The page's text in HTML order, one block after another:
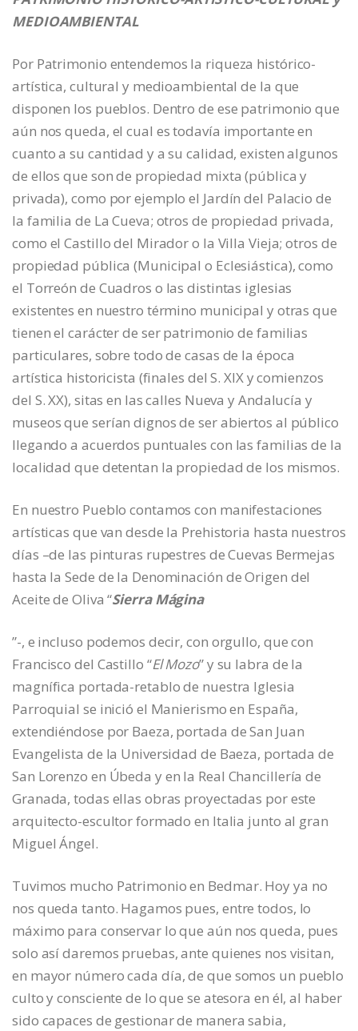
MEDIOAMBIENTAL
Por Patrimonio entendemos la riqueza histórico-
artística, cultural y medioambiental de la que
disponen los pueblos. Dentro de ese patrimonio que
aún nos queda, el cual es todavía importante en
cuanto a su cantidad y a su calidad, existen algunos
de ellos que son de propiedad mixta (pública y
privada), como por ejemplo el Jardín del Palacio de
la familia de La Cueva; otros de propiedad privada,
como el Castillo del Mirador o la Villa Vieja; otros de
propiedad pública (Municipal o Eclesiástica), como
el Torreón de Cuadros o las distintas iglesias
existentes en nuestro término municipal y otras que
tienen el carácter de ser patrimonio de familias
particulares, sobre todo de casas de la época
artística historicista (finales del S. XIX y comienzos
del S. XX), sitas en las calles Nueva y Andalucía y
museos que serían dignos de ser abiertos al público
llegando a acuerdos puntuales con las familias de la
localidad que detentan la propiedad de los mismos.
En nuestro Pueblo contamos con manifestaciones
artísticas que van desde la Prehistoria hasta nuestros
días –de las pinturas rupestres de Cuevas Bermejas
hasta la Sede de la Denominación de Origen del
Aceite de Oliva “Sierra Mágina
”-, e incluso podemos decir, con orgullo, que con
Francisco del Castillo “El Mozo” y su labra de la
magnífica portada-retablo de nuestra Iglesia
Parroquial se inició el Manierismo en España,
extendiéndose por Baeza, portada de San Juan
Evangelista de la Universidad de Baeza, portada de
San Lorenzo en Úbeda y en la Real Chancillería de
Granada, todas ellas obras proyectadas por este
arquitecto-escultor formado en Italia junto al gran
Miguel Ángel.
Tuvimos mucho Patrimonio en Bedmar. Hoy ya no
nos queda tanto. Hagamos pues, entre todos, lo
máximo para conservar lo que aún nos queda, pues
solo así daremos pruebas, ante quienes nos visitan,
en mayor número cada día, de que somos un pueblo
culto y consciente de lo que se atesora en él, al haber
sido capaces de gestionar de manera sabia,